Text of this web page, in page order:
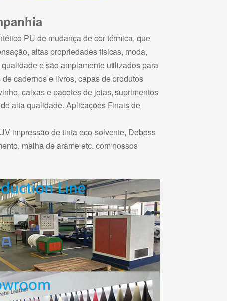
PU de mudança de cor térmica, que
altas propriedades físicas, moda,
e são amplamente utilizados para
cadernos e livros, capas de produtos
caixas e pacotes de joias, suprimentos
alta qualidade. Aplicações Finais de
impressão de tinta eco-solvente, Deboss
malha de arame etc. com nossos